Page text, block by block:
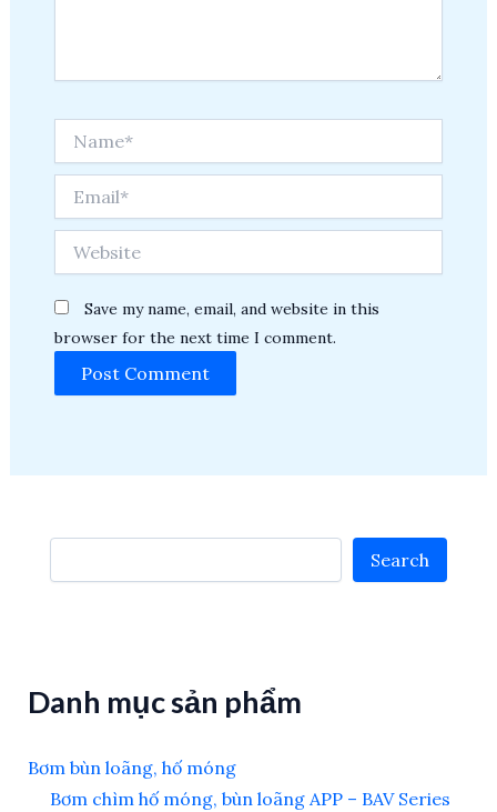
Save my name, email, and website in this
browser for the next time I comment.
Search
Search
Danh mục sản phẩm
Bơm bùn loãng, hố móng
Bơm chìm hố móng, bùn loãng APP – BAV Series